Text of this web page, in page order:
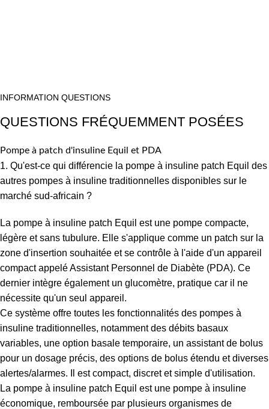
INFORMATION QUESTIONS
QUESTIONS FRÉQUEMMENT POSÉES
Pompe à patch d'insuline Equil et PDA
1. Qu'est-ce qui différencie la pompe à insuline patch Equil des
autres pompes à insuline traditionnelles disponibles sur le
marché sud-africain ?
La pompe à insuline patch Equil est une pompe compacte,
légère et sans tubulure. Elle s'applique comme un patch sur la
zone d'insertion souhaitée et se contrôle à l'aide d'un appareil
compact appelé Assistant Personnel de Diabète (PDA). Ce
dernier intègre également un glucomètre, pratique car il ne
nécessite qu'un seul appareil.
Ce système offre toutes les fonctionnalités des pompes à
insuline traditionnelles, notamment des débits basaux
variables, une option basale temporaire, un assistant de bolus
pour un dosage précis, des options de bolus étendu et diverses
alertes/alarmes. Il est compact, discret et simple d'utilisation.
La pompe à insuline patch Equil est une pompe à insuline
économique, remboursée par plusieurs organismes de